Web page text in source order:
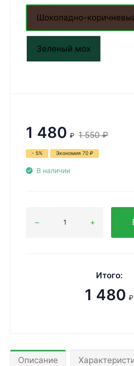
Шоколадно-
Зеленый мох
1 480 ₽ 1 550 ₽
- 5% Экономия 70 ₽
В наличии
Итого:
1 480 ₽
Описание